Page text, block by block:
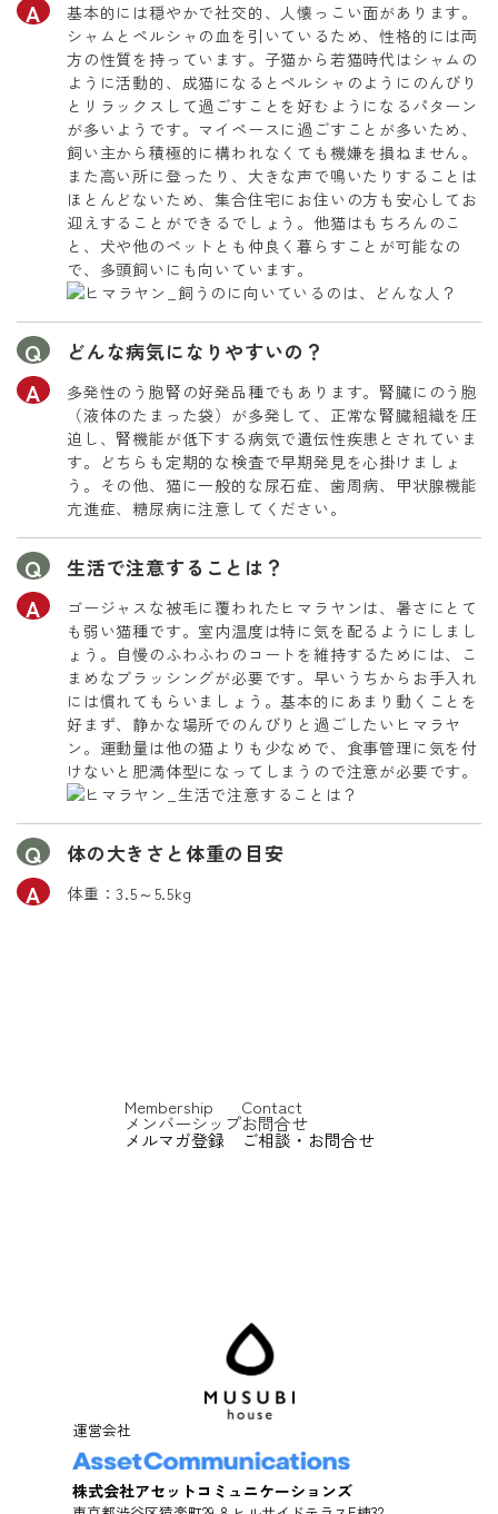
基本的には穏やかで社交的、人懐っこい面があります。
シャムとペルシャの血を引いているため、性格的には両
方の性質を持っています。子猫から若猫時代はシャムの
ように活動的、成猫になるとペルシャのようにのんびり
とリラックスして過ごすことを好むようになるパターン
が多いようです。マイペースに過ごすことが多いため、
飼い主から積極的に構われなくても機嫌を損ねません。
また高い所に登ったり、大きな声で鳴いたりすることは
ほとんどないため、集合住宅にお住いの方も安心してお
迎えすることができるでしょう。他猫はもちろんのこ
と、犬や他のペットとも仲良く暮らすことが可能なの
で、多頭飼いにも向いています。
どんな病気になりやすいの？
多発性のう胞腎の好発品種でもあります。腎臓にのう胞
（液体のたまった袋）が多発して、正常な腎臓組織を圧
迫し、腎機能が低下する病気で遺伝性疾患とされていま
す。どちらも定期的な検査で早期発見を心掛けましょ
う。その他、猫に一般的な尿石症、歯周病、甲状腺機能
亢進症、糖尿病に注意してください。
生活で注意することは？
ゴージャスな被毛に覆われたヒマラヤンは、暑さにとて
も弱い猫種です。室内温度は特に気を配るようにしまし
ょう。自慢のふわふわのコートを維持するためには、こ
まめなブラッシングが必要です。早いうちからお手入れ
には慣れてもらいましょう。基本的にあまり動くことを
好まず、静かな場所でのんびりと過ごしたいヒマラヤ
ン。運動量は他の猫よりも少なめで、食事管理に気を付
けないと肥満体型になってしまうので注意が必要です。
体の大きさと体重の目安
体重：3.5～5.5kg
Membership
メンバーシップ
メルマガ登録
Contact
お問合せ
ご相談・お問合せ
運営会社
株式会社アセットコミュニケーションズ